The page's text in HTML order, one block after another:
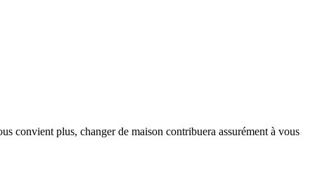
convient plus, changer de maison contribuera assurément à vous